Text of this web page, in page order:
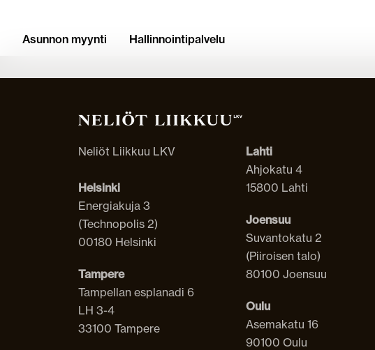
Asunnon myynti Hallinnointipalvelu
Vuokrat Liikkuu
Neliöt Liikkuu LKV
Helsinki
Energiakuja 3
(Technopolis 2)
00180 Helsinki
Tampere
Tampellan esplanadi 6
LH 3-4
33100 Tampere
Lahti
Ahjokatu 4
15800 Lahti
Joensuu
Suvantokatu 2
(Piiroisen talo)
80100 Joensuu
Oulu
Asemakatu 16
90100 Oulu